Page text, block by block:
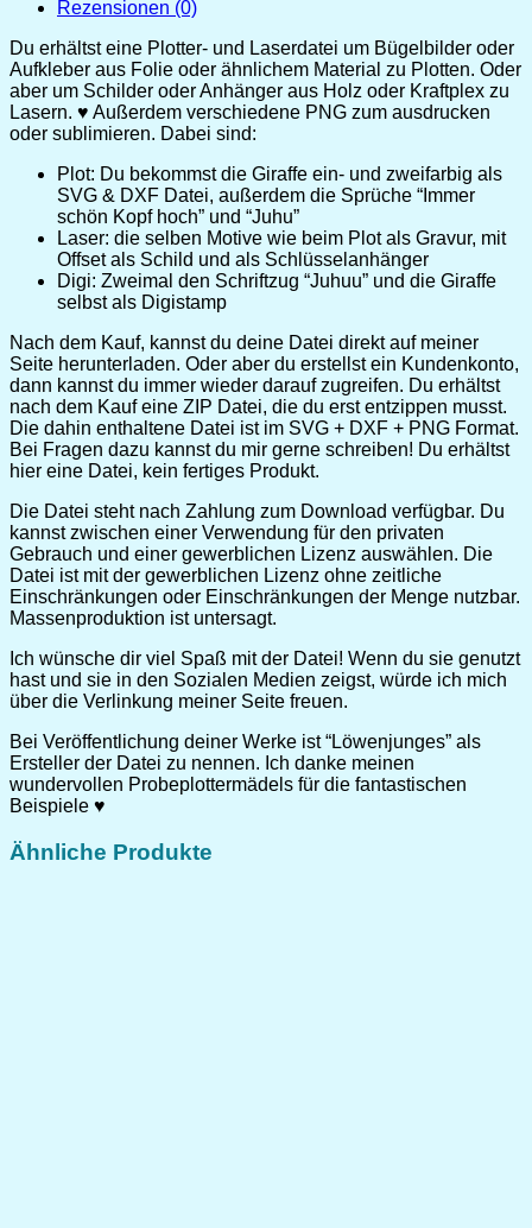
Rezensionen (0)
Du erhältst eine Plotter- und Laserdatei um Bügelbilder oder
Aufkleber aus Folie oder ähnlichem Material zu Plotten. Oder
aber um Schilder oder Anhänger aus Holz oder Kraftplex zu
Lasern. ♥ Außerdem verschiedene PNG zum ausdrucken
oder sublimieren. Dabei sind:
Plot: Du bekommst die Giraffe ein- und zweifarbig als
SVG & DXF Datei, außerdem die Sprüche “Immer
schön Kopf hoch” und “Juhu”
Laser: die selben Motive wie beim Plot als Gravur, mit
Offset als Schild und als Schlüsselanhänger
Digi: Zweimal den Schriftzug “Juhuu” und die Giraffe
selbst als Digistamp
Nach dem Kauf, kannst du deine Datei direkt auf meiner
Seite herunterladen. Oder aber du erstellst ein Kundenkonto,
dann kannst du immer wieder darauf zugreifen. Du erhältst
nach dem Kauf eine ZIP Datei, die du erst entzippen musst.
Die dahin enthaltene Datei ist im SVG + DXF + PNG Format.
Bei Fragen dazu kannst du mir gerne schreiben! Du erhältst
hier eine Datei, kein fertiges Produkt.
Die Datei steht nach Zahlung zum Download verfügbar. Du
kannst zwischen einer Verwendung für den privaten
Gebrauch und einer gewerblichen Lizenz auswählen. Die
Datei ist mit der gewerblichen Lizenz ohne zeitliche
Einschränkungen oder Einschränkungen der Menge nutzbar.
Massenproduktion ist untersagt.
Ich wünsche dir viel Spaß mit der Datei! Wenn du sie genutzt
hast und sie in den Sozialen Medien zeigst, würde ich mich
über die Verlinkung meiner Seite freuen.
Bei Veröffentlichung deiner Werke ist “Löwenjunges” als
Ersteller der Datei zu nennen. Ich danke meinen
wundervollen Probeplottermädels für die fantastischen
Beispiele ♥
Ähnliche Produkte